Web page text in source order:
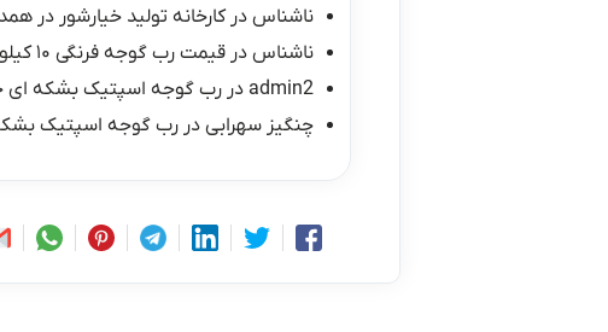
ناشناس درکارخانه تولید خیارشور در
ناشناس در قیمت رب گوجه فرنگی ۱۰ کیلویی
admin2 در رب گوجه اسپتیک بشکه ای
چنگیز سهرابی در رب گوجه اسپتیک